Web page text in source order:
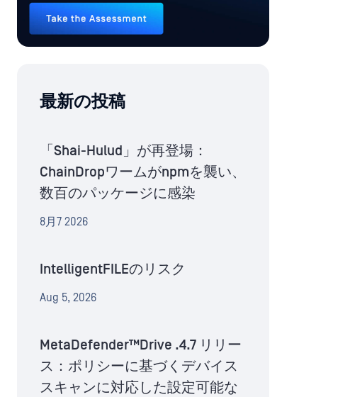
最新の投稿
「Shai-Hulud」が再登場：
ChainDropワームがnpmを襲い、
数百のパッケージに感染
8月7 2026
IntelligentFILEのリスク
Aug 5, 2026
MetaDefender™Drive .4.7 リリー
ス：ポリシーに基づくデバイス
スキャンに対応した設定可能な